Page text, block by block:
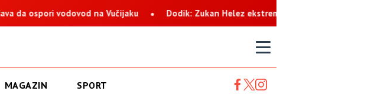
Dodik: Zukan Helez ekstremista koji svaku priliku koristi za netrpeljivost
MAGAZIN SPORT